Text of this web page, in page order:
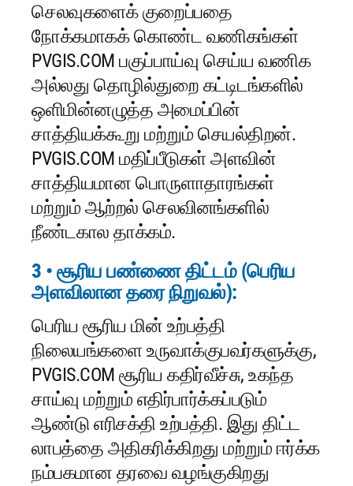
செலவுகளைக் குறைப்பதை
நோக்கமாகக் கொண்ட வணிகங்கள்
PVGIS.COM பகுப்பாய்வு செய்ய வணிக
அல்லது தொழில்துறை கட்டிடங்களில்
ஒளிமின்னழுத்த அமைப்பின்
சாத்தியக்கூறு மற்றும் செயல்திறன்.
PVGIS.COM மதிப்பீடுகள் அளவின்
சாத்தியமான பொருளாதாரங்கள்
மற்றும் ஆற்றல் செலவினங்களில்
நீண்டகால தாக்கம்.
3 • சூரிய பண்ணை திட்டம் (பெரிய
அளவிலான தரை நிறுவல்):
பெரிய சூரிய மின் உற்பத்தி
நிலையங்களை உருவாக்குபவர்களுக்கு,
PVGIS.COM சூரிய கதிர்வீச்சு, உகந்த
சாய்வு மற்றும் எதிர்பார்க்கப்படும்
ஆண்டு எரிசக்தி உற்பத்தி. இது திட்ட
லாபத்தை அதிகரிக்கிறது மற்றும் ஈர்க்க
நம்பகமான தரவை வழங்குகிறது